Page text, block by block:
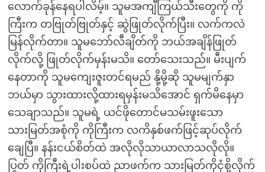
လောက်ခုန်နေရပါလိမ့်။ သူမအကျီကြယ်သီးတွေကို ကို
ကြီးက တဗြုတ်ဗြုတ်နှင့် ဆွဲဖြုတ်လိုက်ပြီး။ လက်ကလဲ
မြန်လိုက်တာ။ သူမဘော်လီချိတ်ကို ဘယ်အချိန်ဖြုတ်
လိုက်လို့ ဖြုတ်လိုက်မှန်းမသိ။ တော်သေးသည်။ မီးပျက်
နေတာကို သူမကျေးဇူးတင်ရမည် နို့မို့ဆို သူမမျက်နှာ
ဘယ်မှာ သွားထားလို့ထားရမှန်းမသိအောင် ရှက်မိနေမှာ
သေချာသည်။ သူမရဲ့ ယင်ဖိုတောင်မသမ်းဖူးသော
သားမြတ်အစုံကို ကိုကြီးက လကိနှစ်ဖက်ဖြင့်ဆုပ်လိုက်
ချေပြီ။ နန်းငယ်စိတ်ထဲ အလိုလိုသာယာလာသလိုလို။
ပြွတ် ကိုကြီးရဲ့ပါးစပ်ထဲ ညာဖက်က သားမြတ်ကိုငုံစို့လိုက်